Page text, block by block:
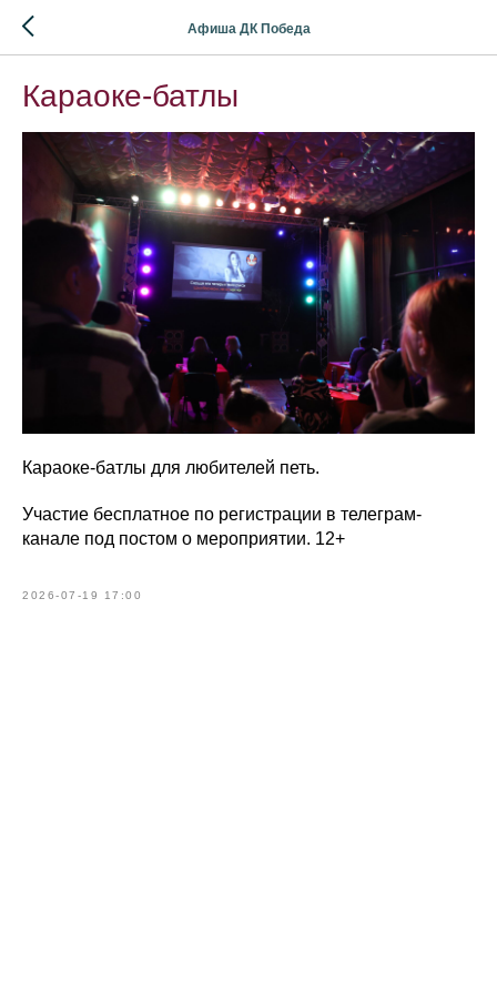
Афиша ДК Победа
Караоке-батлы
Караоке-батлы для любителей петь.
Участие бесплатное по регистрации в телеграм-
канале под постом о мероприятии. 12+
2026-07-19 17:00